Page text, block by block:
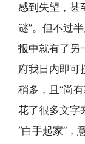
感到失望，甚
谜”。但不过
报中就有了另
府我日内即可
稍多，且“尚
花了很多文字
“白手起家”，